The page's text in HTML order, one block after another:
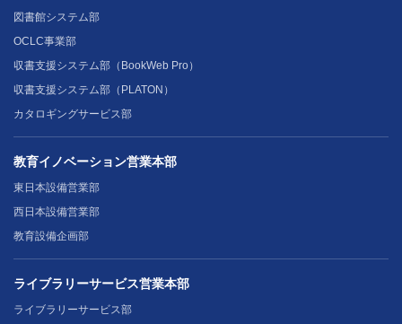
図書館システム部
OCLC事業部
収書支援システム部（BookWeb Pro）
収書支援システム部（PLATON）
カタロギングサービス部
教育イノベーション営業本部
東日本設備営業部
西日本設備営業部
教育設備企画部
ライブラリーサービス営業本部
ライブラリーサービス部